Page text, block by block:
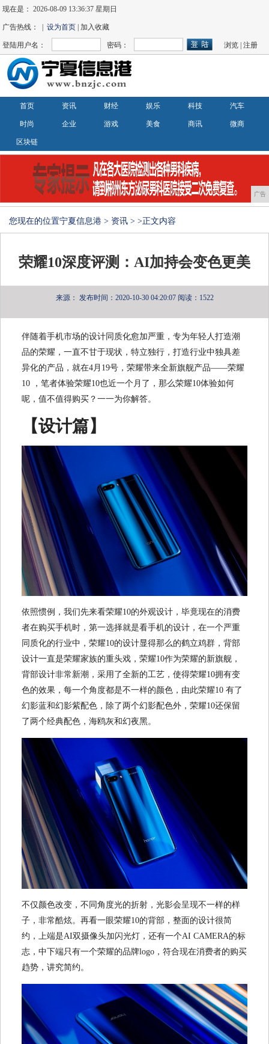
现在是：2026-08-09 13:36:39 星期日
广告热线： |设为首页 | 加入收藏
登陆用户名： 密码： 浏览 |注册
首页 资讯 财经 娱乐 科技 汽车
时尚 企业 游戏 美食 商讯 微商
区块链
广告
您现在的位置宁夏信息港 > 资讯 > >正文内容
荣耀10深度评测：AI加持会变色更美
来源： 发布时间：2020-10-30 04:20:07 阅读：1522
伴随着手机市场的设计同质化愈加严重，专为年轻人打造潮
品的荣耀，一直不甘于现状，特立独行，打造行业中独具差
异化的产品，就在4月19号，荣耀带来全新旗舰产品——荣耀
10 ，笔者体验荣耀10也近一个月了，那么荣耀10体验如何
呢，值不值得购买？一一为你解答。
【设计篇】
依照惯例，我们先来看荣耀10的外观设计，毕竟现在的消费
者在购买手机时，第一选择就是看手机的设计，在一个严重
同质化的行业中，荣耀10的设计显得那么的鹤立鸡群，背部
设计一直是荣耀家族的重头戏，荣耀10作为荣耀的新旗舰，
背部设计非常新潮，采用了全新的工艺，使得荣耀10拥有变
色的效果，每一个角度都是不一样的颜色，由此荣耀10 有了
幻影蓝和幻影紫配色，除了两个幻影配色外，荣耀10还保留
了两个经典配色，海鸥灰和幻夜黑。
不仅颜色改变，不同角度光的折射，光影会呈现不一样的样
子，非常酷炫。再看一眼荣耀10的背部，整面的设计很简
约，上端是AI双摄像头加闪光灯，还有一个AI CAMERA的标
志，中下端只有一个荣耀的品牌logo，符合现在消费者的购买
趋势，讲究简约。